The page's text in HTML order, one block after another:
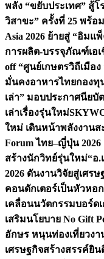
พลัง “ขยับประเทศ” สู้โ
วิสาขะ” ครั้งที่ 25 พร้อ
Asia 2026 ย้ายสู่ “อิม
การผลิต-บรรจุภัณฑ์เอ
off “ศูนย์เกษตรวิถีเมือ
มั่นคงอาหารไทยกองทุ
เล่า” มอบประกาศนีย
เล่าเรื่องรุ่นใหม่
ใหม่ เดินหน้าพลังงานส
Forum ไทย–ญี่ปุ่น
สร้างนักวิทย์รุ่นใหม่“อ.
2026 ดันงานวิจัยสู่เศรษ
คอนดักเตอร์เป็นหัวหอก
เคลื่อนนวัตกรรมบอร์ด
เสริมนโยบาย No Gift
อักษร หนุนท่องเที่ยวงา
เศรษฐกิจสร้างสรรค์ยิน